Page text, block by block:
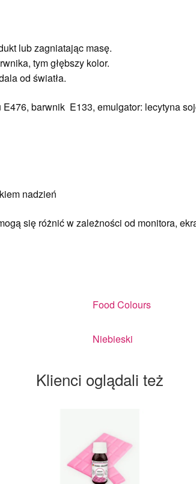
lub zagniatając masę.
tym głębszy kolor.
od światła.
barwnik E133, emulgator: lecytyna
nadzień
się różnić w zależności od monitora,
Food Colours
Niebieski
Klienci oglądali też